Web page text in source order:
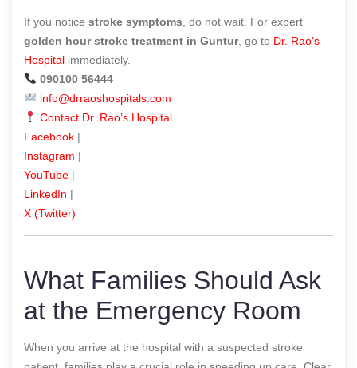
If you notice stroke symptoms , do not wait. For expert
golden hour stroke treatment in Guntur, go to Dr. Rao’s
Hospital immediately.
090100 56444
info@drraoshospitals.com
Contact Dr. Rao’s Hospital
Facebook |
Instagram |
YouTube |
LinkedIn |
X (Twitter)
What Families Should Ask
at the Emergency Room
When you arrive at the hospital with a suspected stroke